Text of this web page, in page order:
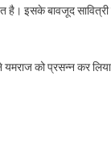
है। इसके बावजूद
यमराज को प्रसन्न कर